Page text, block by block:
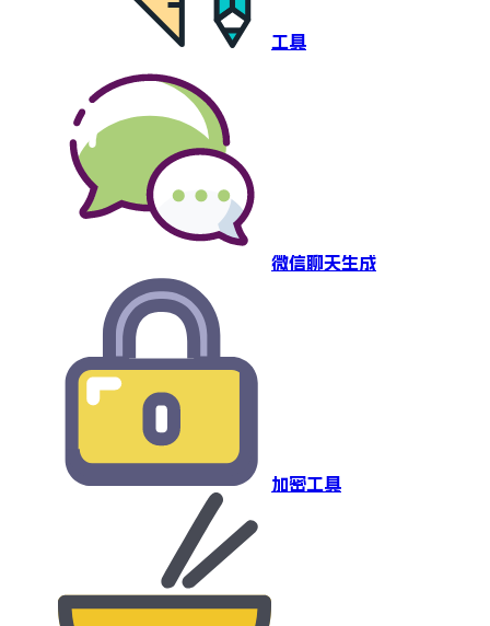
工具
微信聊天生成
加密工具